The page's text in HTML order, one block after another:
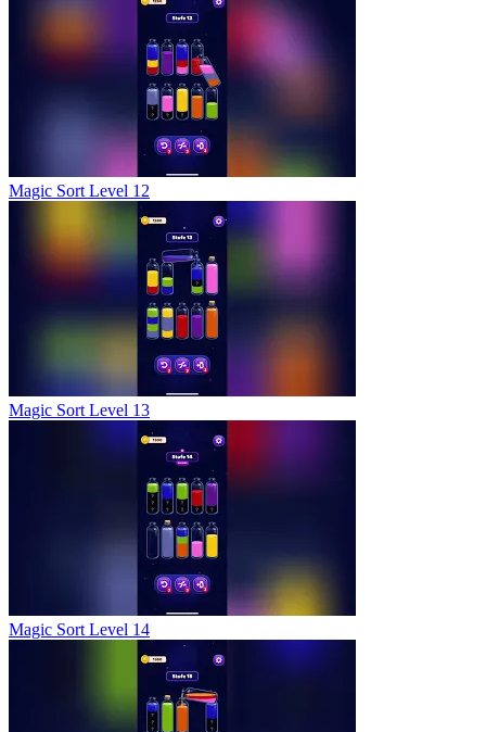
Magic Sort Level 12
Magic Sort Level 13
Magic Sort Level 14